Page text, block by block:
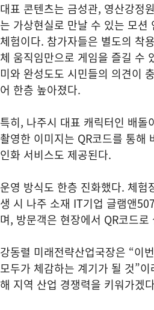
대표 콘텐츠는 금성관, 영산강정
는 가상현실로 만날 수 있는 모션
체험이다. 참가자들은 별도의 착
체 움직임만으로 게임을 즐길 수
미와 완성도도 시민들의 의견이
어 한층 높아졌다.
특히, 나주시 대표 캐릭터인 배
촬영한 이미지는 QR코드를 통해
인화 서비스도 제공된다.
운영 방식도 한층 진화했다. 체
생 시 나주 소재 IT기업 글램앤
며, 방문객은 현장에서 QR코드
강동렬 미래전략산업국장은 “이
모두가 체감하는 계기가 될 것”
해 지역 산업 경쟁력을 키워가겠